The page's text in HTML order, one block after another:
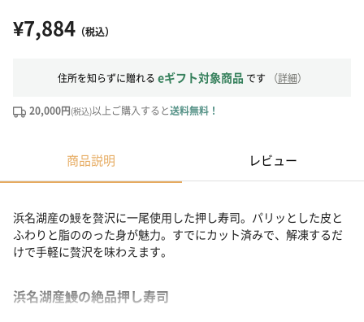
¥7,884 （税込）
住所を知らずに贈れる eギフト対象商品 です （詳細）
20,000円(税込)以上ご購入すると送料無料！
商品説明 レビュー
浜名湖産の鰻を贅沢に一尾使用した押し寿司。パリッとした皮と
ふわりと脂ののった身が魅力。すでにカット済みで、解凍するだ
けで手軽に贅沢を味わえます。
浜名湖産鰻の絶品押し寿司